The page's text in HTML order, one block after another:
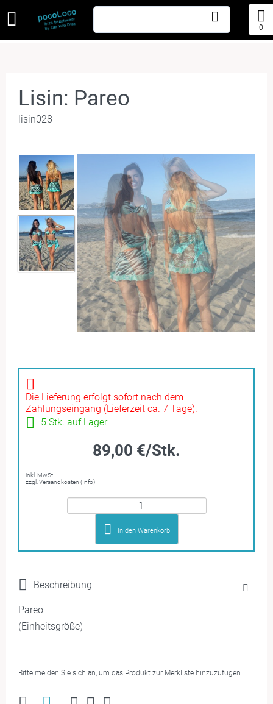
0
Lisin: Pareo
lisin028
Die Lieferung erfolgt sofort nach dem
Zahlungseingang (Lieferzeit ca. 7 Tage).
5 Stk. auf Lager
89,00 €/Stk.
inkl. MwSt.
zzgl. Versandkosten (Info)
In den Warenkorb
Beschreibung
Pareo
(Einheitsgröße)
Bitte melden Sie sich an, um das Produkt zur Merkliste hinzuzufügen.